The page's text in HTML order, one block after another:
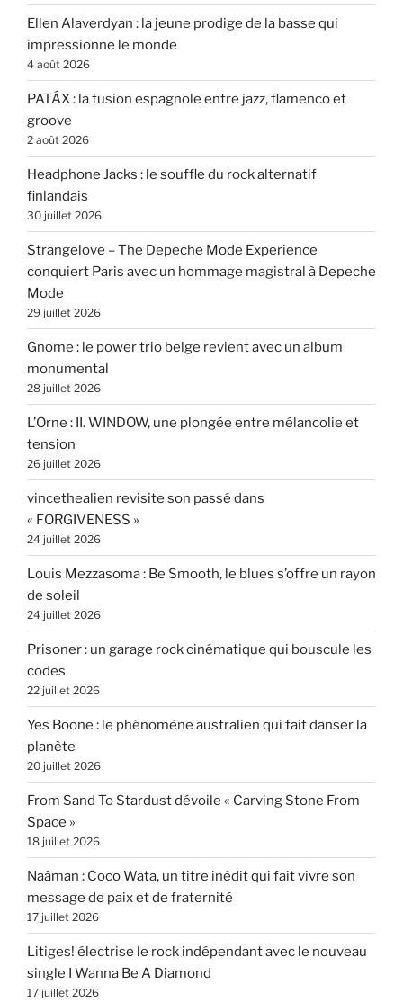
Ellen Alaverdyan : la jeune prodige de la basse qui
impressionne le monde
4 août 2026
PATÁX : la fusion espagnole entre jazz, flamenco et
groove
2 août 2026
Headphone Jacks : le souffle du rock alternatif
finlandais
30 juillet 2026
Strangelove – The Depeche Mode Experience
conquiert Paris avec un hommage magistral à Depeche
Mode
29 juillet 2026
Gnome : le power trio belge revient avec un album
monumental
28 juillet 2026
L’Orne : II. WINDOW, une plongée entre mélancolie et
tension
26 juillet 2026
vincethealien revisite son passé dans
« FORGIVENESS »
24 juillet 2026
Louis Mezzasoma : Be Smooth, le blues s’offre un rayon
de soleil
24 juillet 2026
Prisoner : un garage rock cinématique qui bouscule les
codes
22 juillet 2026
Yes Boone : le phénomène australien qui fait danser la
planète
20 juillet 2026
From Sand To Stardust dévoile « Carving Stone From
Space »
18 juillet 2026
Naâman : Coco Wata, un titre inédit qui fait vivre son
message de paix et de fraternité
17 juillet 2026
Litiges! électrise le rock indépendant avec le nouveau
single I Wanna Be A Diamond
17 juillet 2026